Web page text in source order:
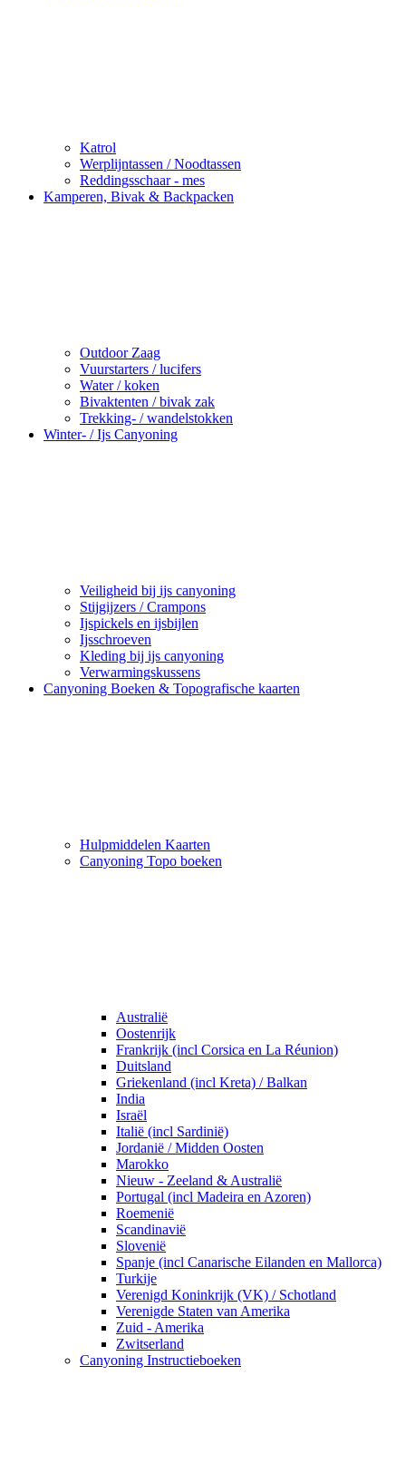
Katrol
Werplijntassen / Noodtassen
Reddingsschaar - mes
Kamperen, Bivak & Backpacken
Outdoor Zaag
Vuurstarters / lucifers
Water / koken
Bivaktenten / bivak zak
Trekking- / wandelstokken
Winter- / Ijs Canyoning
Veiligheid bij ijs canyoning
Stijgijzers / Crampons
Ijspickels en ijsbijlen
Ijsschroeven
Kleding bij ijs canyoning
Verwarmingskussens
Canyoning Boeken & Topografische kaarten
Hulpmiddelen Kaarten
Canyoning Topo boeken
Australië
Oostenrijk
Frankrijk (incl Corsica en La Réunion)
Duitsland
Griekenland (incl Kreta) / Balkan
India
Israël
Italië (incl Sardinië)
Jordanië / Midden Oosten
Marokko
Nieuw - Zeeland & Australië
Portugal (incl Madeira en Azoren)
Roemenië
Scandinavië
Slovenië
Spanje (incl Canarische Eilanden en Mallorca)
Turkije
Verenigd Koninkrijk (VK) / Schotland
Verenigde Staten van Amerika
Zuid - Amerika
Zwitserland
Canyoning Instructieboeken